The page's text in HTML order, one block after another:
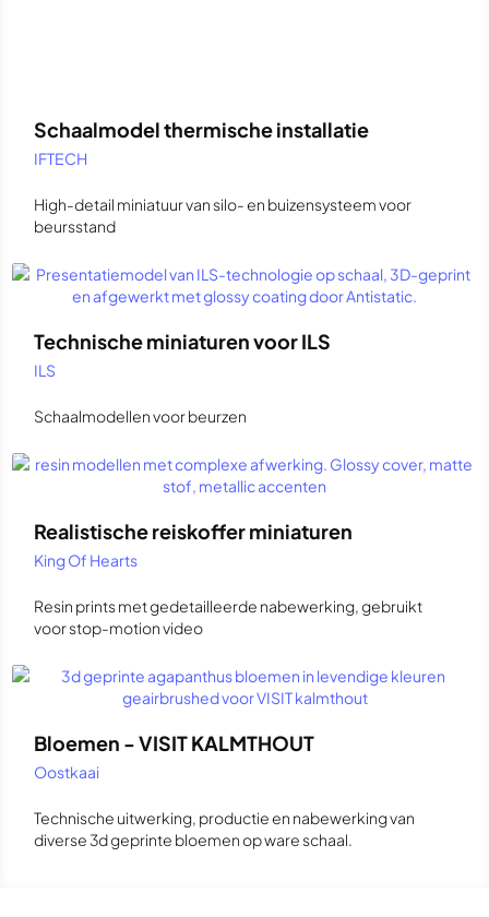
Schaalmodel thermische installatie
IFTECH
High-detail miniatuur van silo- en buizensysteem voor
beursstand
Technische miniaturen voor ILS
ILS
Schaalmodellen voor beurzen
Realistische reiskoffer miniaturen
King Of Hearts
Resin prints met gedetailleerde nabewerking, gebruikt
voor stop-motion video
Bloemen - VISIT KALMTHOUT
Oostkaai
Technische uitwerking, productie en nabewerking van
diverse 3d geprinte bloemen op ware schaal.